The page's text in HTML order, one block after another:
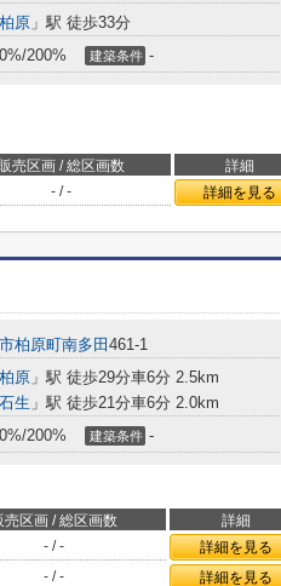
柏原 」駅 徒歩33分
200% 建築条件 -
売区画 / 総区画数 詳細
- / - 詳細を見る
柏原町南多田 461-1
柏原 」駅 徒歩29分車6分 2.5km
石生 」駅 徒歩21分車6分 2.0km
200% 建築条件 -
売区画 / 総区画数 詳細
- / - 詳細を見る
- / - 詳細を見る